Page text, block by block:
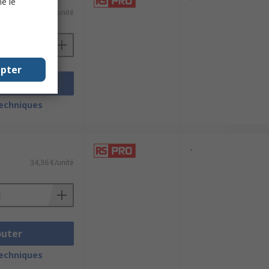
33,97 €/unité
34,36 €/unité
-